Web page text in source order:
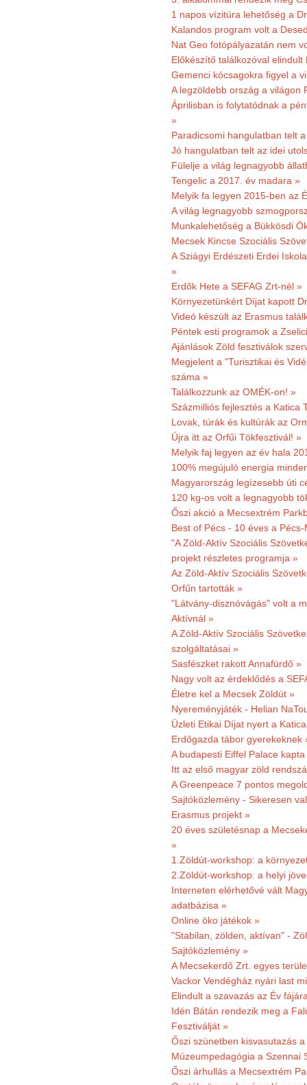
1 napos vízitúra lehetőség a
Kalandos program volt a
Nat Geo fotópályazatán nem
Előkészítő találkozóval
Gemenci kócsagokra figyel a
A legzöldebb ország a világon
Áprilisban is folytatódnak a
»
Paradicsomi hangulatban telt
Jó hangulatban telt az idei
Fülelje a világ legnagyobb
Tengelic a 2017. év madara »
Melyik fa legyen 2015-ben az
A világ legnagyobb
Munkalehetőség a Bükkösdi
Mecsek Kincse Szociális
A Sziágyi Erdészeti Erdei
»
Erdők Hete a SEFAG Zrt-nél »
Környezetünkért Díjat kapott
Videó készült az Erasmus
Péntek esti programok a
Ajánlások Zöld fesztiválok
Megjelent a "Turisztikai és
száma »
Találkozzunk az OMÉK-on! »
Százmilliós fejlesztés a Katica
Lovak, túrák és kultúrák az
Újra itt az Orfűi Tökfesztivál! »
Melyik faj legyen az év hala
100% megújuló energia
Magyarország legízesebb úti
120 kg-os volt a legnagyobb
Őszi akció a Mecsextrém
Best of Pécs - 10 éves a
"A Zöld-Aktív Szociális
projekt részletes programja »
Az Zöld-Aktív Szociális
Orfűn tartották »
"Látvány-disznóvágás" volt a
Aktívnál »
A Zöld-Aktív Szociális
szolgáltatásai »
Sasfészket rakott Annafürdő »
Nagy volt az érdeklődés a
Életre kel a Mecsek Zöldút »
Nyereményjáték - Helian
Üzleti Etikai Díjat nyert a
Erdőgazda tábor gyerekeknek
A budapesti Eiffel Palace
Itt az első magyar zöld
A Greenpeace 7 pontos
Sajtóközlemény - Sikeresen
Erasmus projekt »
20 éves születésnap a
»
1.Zöldút-workshop: a
2.Zöldút-workshop: a helyi
Interneten elérhetővé vált
adatbázisa »
Online öko játékok »
"Stabilan, zölden, aktívan" -
Sajtóközlemény »
A Mecsekerdő Zrt. egyes
Vackor Vendégház nyári last
Elindult a szavazás az Év
Idén Bátán rendezik meg a
Fesztiválját »
Őszi szünetben kisvasutazás
Múzeumpedagógia a Szennai
Őszi árhullás a Mecsextrém